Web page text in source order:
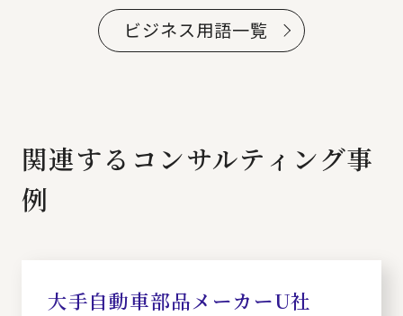
ビジネス用語一覧
関連するコンサルティング事
例
大手自動車部品メーカーU社